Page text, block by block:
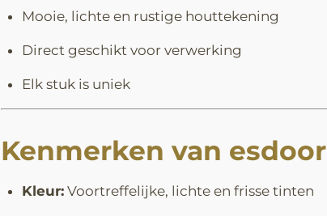
Mooie, lichte en rustige houttekening
Direct geschikt voor verwerking
Elk stuk is uniek
Kenmerken van
Kleur:Voortreffelijke, lichte en frisse tinten